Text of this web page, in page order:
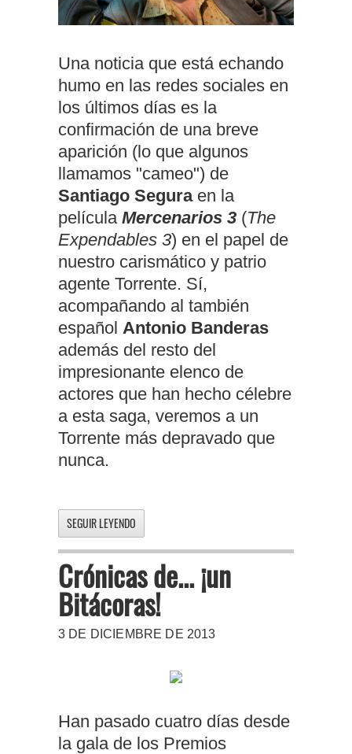
Una noticia que está echando
humo en las redes sociales en
los últimos días es la
confirmación de una breve
aparición (lo que algunos
llamamos "cameo") de
Santiago Seguraen la
película Mercenarios 3 (The
Expendables 3) en el papel de
nuestro carismático y patrio
agente Torrente. Sí,
acompañando al también
español Antonio Banderas
además del resto del
impresionante elenco de
actores que han hecho célebre
a esta saga, veremos a un
Torrente más depravado que
nunca.
SEGUIR LEYENDO
Crónicas de... ¡un
Bitácoras!
3 DE DICIEMBRE DE 2013
Han pasado cuatro días desde
la gala de los Premios